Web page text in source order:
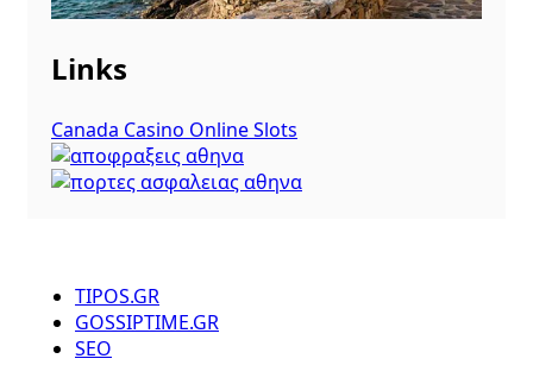
Links
Canada Casino Online Slots
TIPOS.GR
GOSSIPTIME.GR
SEO